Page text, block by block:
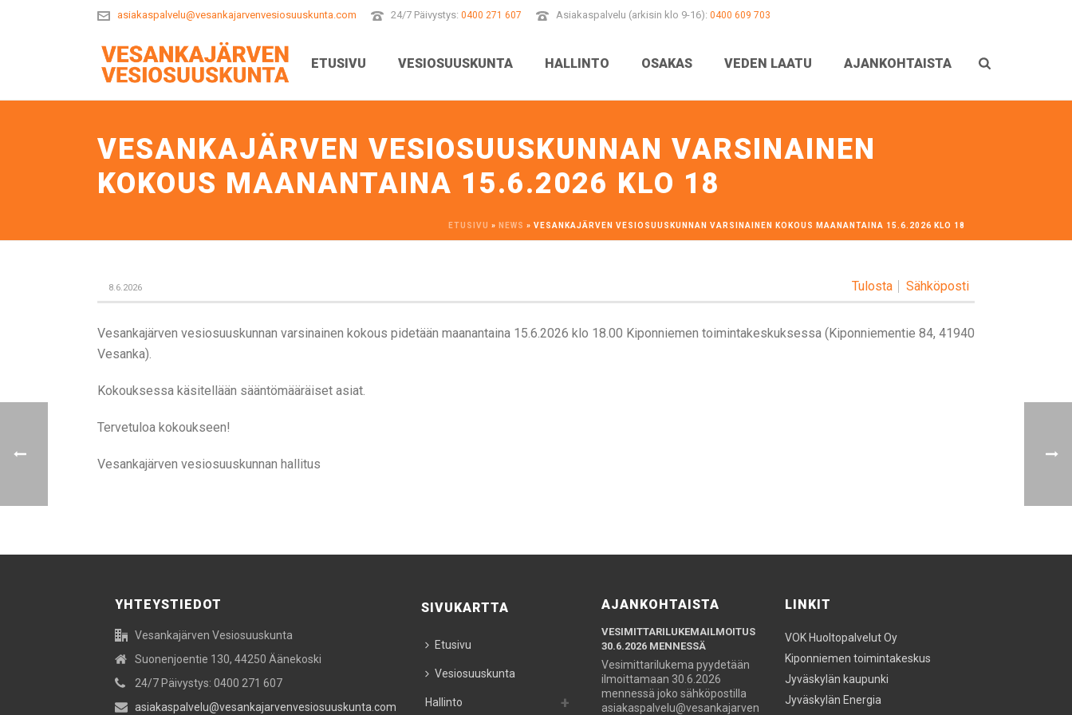
asiakaspalvelu@vesankajarvenvesiosuuskunta.com 24/7 Päivystys: 0400 271 607 Asiakaspalvelu (arkisin klo 9-16): 0400 609 703
ETUSIVU VESIOSUUSKUNTA HALLINTO OSAKAS VEDEN LAATU AJANKOHTAISTA
VESANKAJÄRVEN VESIOSUUSKUNNAN VARSINAINEN
KOKOUS MAANANTAINA 15.6.2026 KLO 18
ETUSIVU » NEWS » VESANKAJÄRVEN VESIOSUUSKUNNAN VARSINAINEN KOKOUS MAANANTAINA 15.6.2026 KLO 18
Tulosta Sähköposti
8.6.2026
Vesankajärven vesiosuuskunnan varsinainen kokous pidetään maanantaina 15.6.2026 klo 18.00 Kiponniemen toimintakeskuksessa (Kiponniementie 84, 41940
Vesanka).
Kokouksessa käsitellään sääntömääräiset asiat.
Tervetuloa kokoukseen!
Vesankajärven vesiosuuskunnan hallitus
YHTEYSTIEDOT
Vesankajärven Vesiosuuskunta
Suonenjoentie 130, 44250 Äänekoski
24/7 Päivystys: 0400 271 607
asiakaspalvelu@vesankajarvenvesiosuuskunta.com
SIVUKARTTA
Etusivu
Vesiosuuskunta
Hallinto
AJANKOHTAISTA
VESIMITTARILUKEMAILMOITUS
30.6.2026 MENNESSÄ
Vesimittarilukema pyydetään
ilmoittamaan 30.6.2026
mennessä joko sähköpostilla
asiakaspalvelu@vesankajarven
LINKIT
VOK Huoltopalvelut Oy
Kiponniemen toimintakeskus
Jyväskylän kaupunki
Jyväskylän Energia